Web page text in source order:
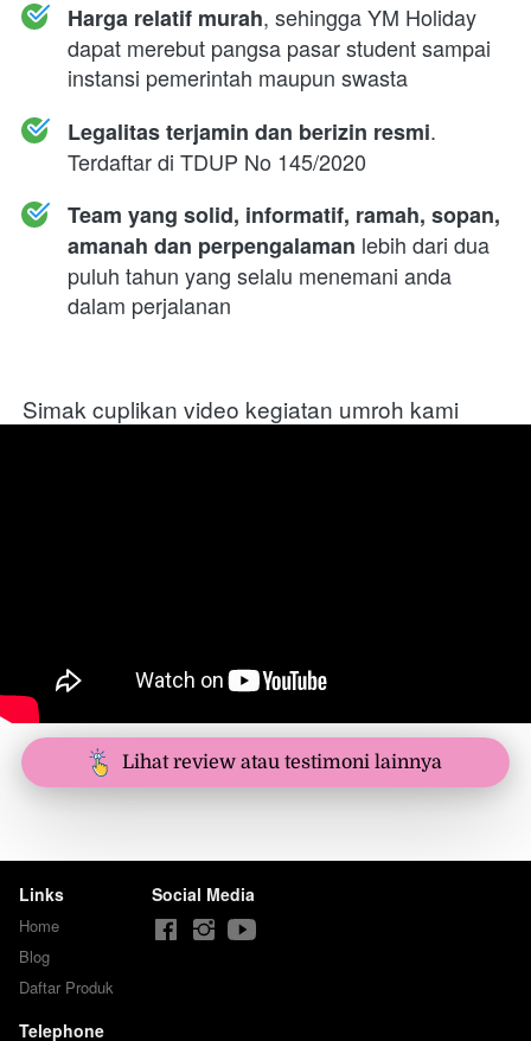
Harga relatif murah, sehingga YM Holiday
dapat merebut pangsa pasar student sampai
instansi pemerintah maupun swasta
Legalitas terjamin dan berizin resmi.
Terdaftar di TDUP No 145/2020
Team yang solid, informatif, ramah, sopan,
amanah dan perpengalaman lebih dari dua
puluh tahun yang selalu menemani anda
dalam perjalanan
Simak cuplikan video kegiatan umroh kami
` Lihat review atau testimoni lainnya
Links
Home
Blog
Daftar Produk
Social Media
Telephone